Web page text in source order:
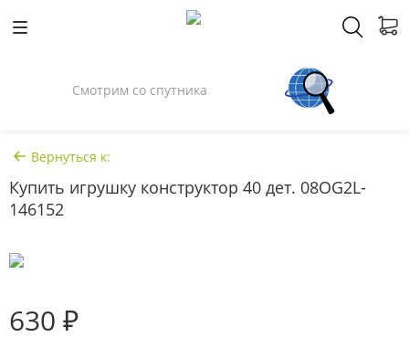
Смотрим со спутника
Вернуться к:
Купить игрушку конструктор 40 дет. 08OG2L-
146152
630 ₽